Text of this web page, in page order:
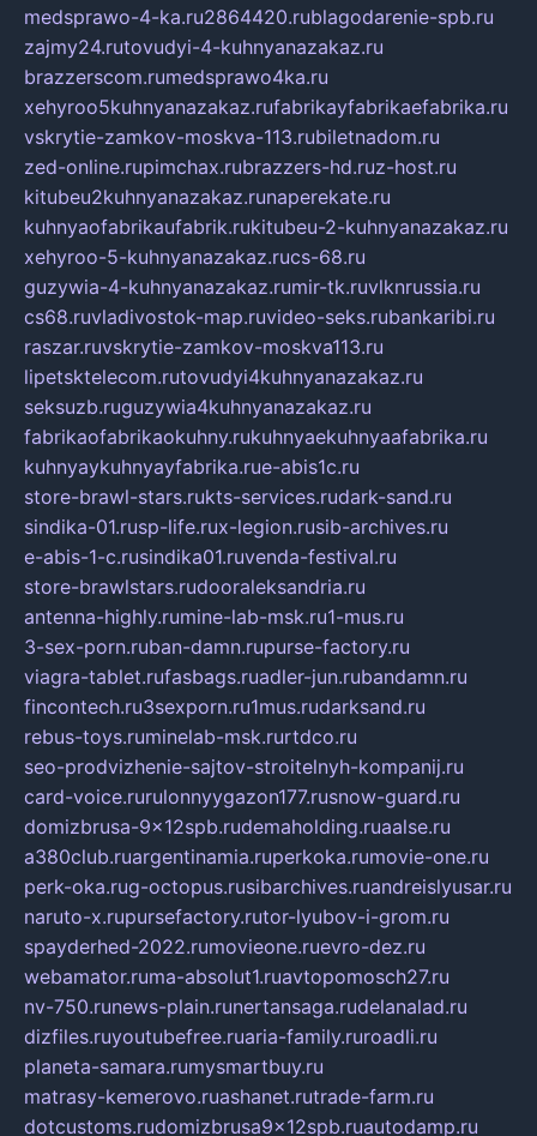
medsprawo-4-ka.ru2864420.rublagodarenie-spb.ru
zajmy24.rutovudyi-4-kuhnyanazakaz.ru
brazzerscom.rumedsprawo4ka.ru
xehyroo5kuhnyanazakaz.rufabrikayfabrikaefabrika.ru
vskrytie-zamkov-moskva-113.rubiletnadom.ru
zed-online.rupimchax.rubrazzers-hd.ruz-host.ru
kitubeu2kuhnyanazakaz.runaperekate.ru
kuhnyaofabrikaufabrik.rukitubeu-2-kuhnyanazakaz.ru
xehyroo-5-kuhnyanazakaz.rucs-68.ru
guzywia-4-kuhnyanazakaz.rumir-tk.ruvlknrussia.ru
cs68.ruvladivostok-map.ruvideo-seks.rubankaribi.ru
raszar.ruvskrytie-zamkov-moskva113.ru
lipetsktelecom.rutovudyi4kuhnyanazakaz.ru
seksuzb.ruguzywia4kuhnyanazakaz.ru
fabrikaofabrikaokuhny.rukuhnyaekuhnyaafabrika.ru
kuhnyaykuhnyayfabrika.rue-abis1c.ru
store-brawl-stars.rukts-services.rudark-sand.ru
sindika-01.rusp-life.rux-legion.rusib-archives.ru
e-abis-1-c.rusindika01.ruvenda-festival.ru
store-brawlstars.rudooraleksandria.ru
antenna-highly.rumine-lab-msk.ru1-mus.ru
3-sex-porn.ruban-damn.rupurse-factory.ru
viagra-tablet.rufasbags.ruadler-jun.rubandamn.ru
fincontech.ru3sexporn.ru1mus.rudarksand.ru
rebus-toys.ruminelab-msk.rurtdco.ru
seo-prodvizhenie-sajtov-stroitelnyh-kompanij.ru
card-voice.rurulonnyygazon177.rusnow-guard.ru
domizbrusa-9x12spb.rudemaholding.ruaalse.ru
a380club.ruargentinamia.ruperkoka.rumovie-one.ru
perk-oka.rug-octopus.rusibarchives.ruandreislyusar.ru
naruto-x.rupursefactory.rutor-lyubov-i-grom.ru
spayderhed-2022.rumovieone.ruevro-dez.ru
webamator.ruma-absolut1.ruavtopomosch27.ru
nv-750.runews-plain.runertansaga.rudelanalad.ru
dizfiles.ruyoutubefree.ruaria-family.ruroadli.ru
planeta-samara.rumysmartbuy.ru
matrasy-kemerovo.ruashanet.rutrade-farm.ru
dotcustoms.rudomizbrusa9x12spb.ruautodamp.ru